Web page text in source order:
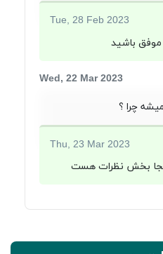
Tue, 28 Feb 2023
باشید
Wed, 22 Mar 2023
چرا ؟
Thu, 23 Mar 2023
بخش نظرات هست